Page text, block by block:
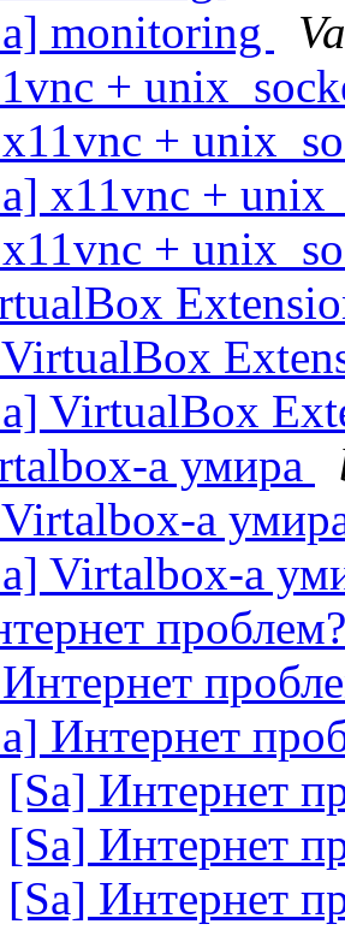
monitoring
+
+
x11vnc +
+
VirtualBox
a умира
a
Virtalbox-a
Интернет
[Sa] Интернет
[Sa] Интернет
[Sa] Интернет